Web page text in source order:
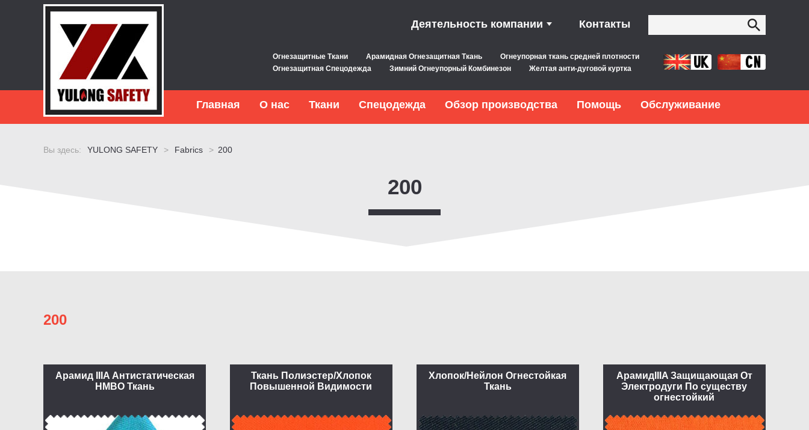
Деятельность компании Контакты
Огнезащитные Ткани Арамидная Огнезащитная Ткань
Огнеупорная ткань средней плотности
Огнезащитная Спецодежда
Зимний Огнеупорный Комбинезон Желтая анти-дуговой куртка
Главная О нас Ткани Спецодежда Обзор производства Помощь Обслуживание
Вы здесь: YULONG SAFETY > Fabrics > 200
200
200
Арамид IIIA Антистатическая
НМВО Ткань
Ткань Полиэстер/Хлопок
Повышенной Видимости
Хлопок/Нейлон Огнестойкая
Ткань
АрамидIIIA Защищающая От
Электродуги По существу
огнестойкий